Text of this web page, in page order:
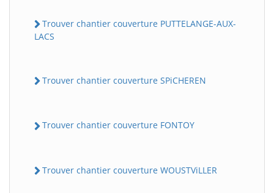
Trouver chantier couverture PUTTELANGE-AUX-
LACS
Trouver chantier couverture SPiCHEREN
Trouver chantier couverture FONTOY
Trouver chantier couverture WOUSTViLLER